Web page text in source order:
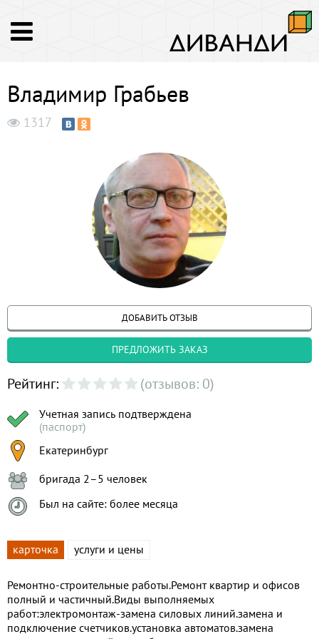
Владимир Грабьев
1317
ДОБАВИТЬ ОТЗЫВ
ПРЕДЛОЖИТЬ ЗАКАЗ
Рейтинг: (отзывов: 0)
Учетная запись подтверждена
(паспорт)
Екатеринбург
бригада 2–5 человек
Был на сайте: более месяца
карточка услуги и цены
Ремонтно-строительные работы.Ремонт квартир и офисов
полный и частичный.Виды выполняемых
работ:электромонтаж-замена силовых линий.замена и
подключение счетчиков.установка автоматов.замена